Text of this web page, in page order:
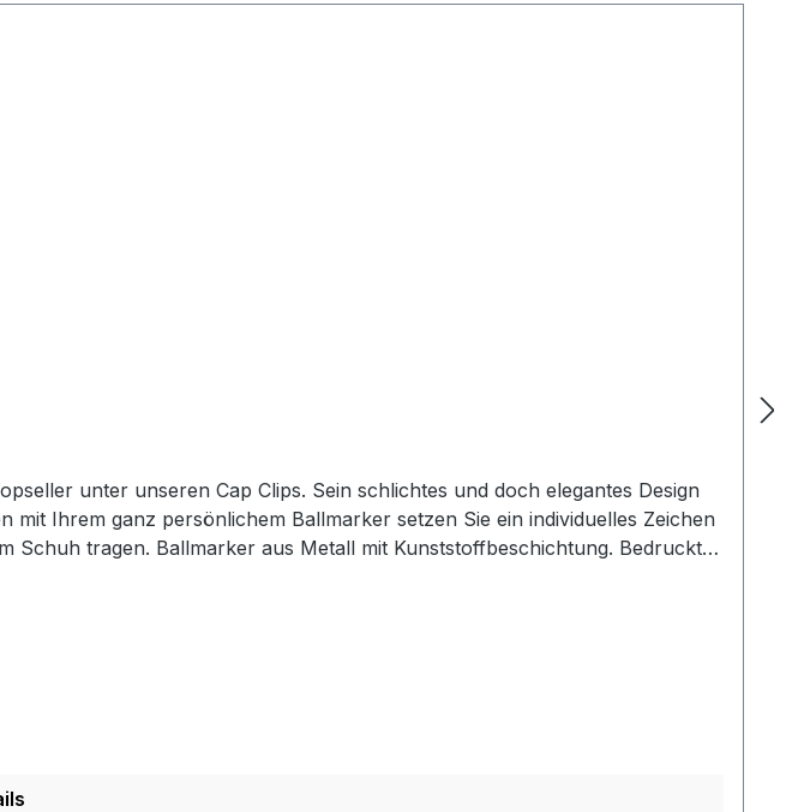
unter unseren Cap Clips. Sein schlichtes und doch elegantes Design
Ihrem ganz persönlichem Ballmarker setzen Sie ein individuelles Zeichen
Schuh tragen. Ballmarker aus Metall mit Kunststoffbeschichtung. Bedruckt